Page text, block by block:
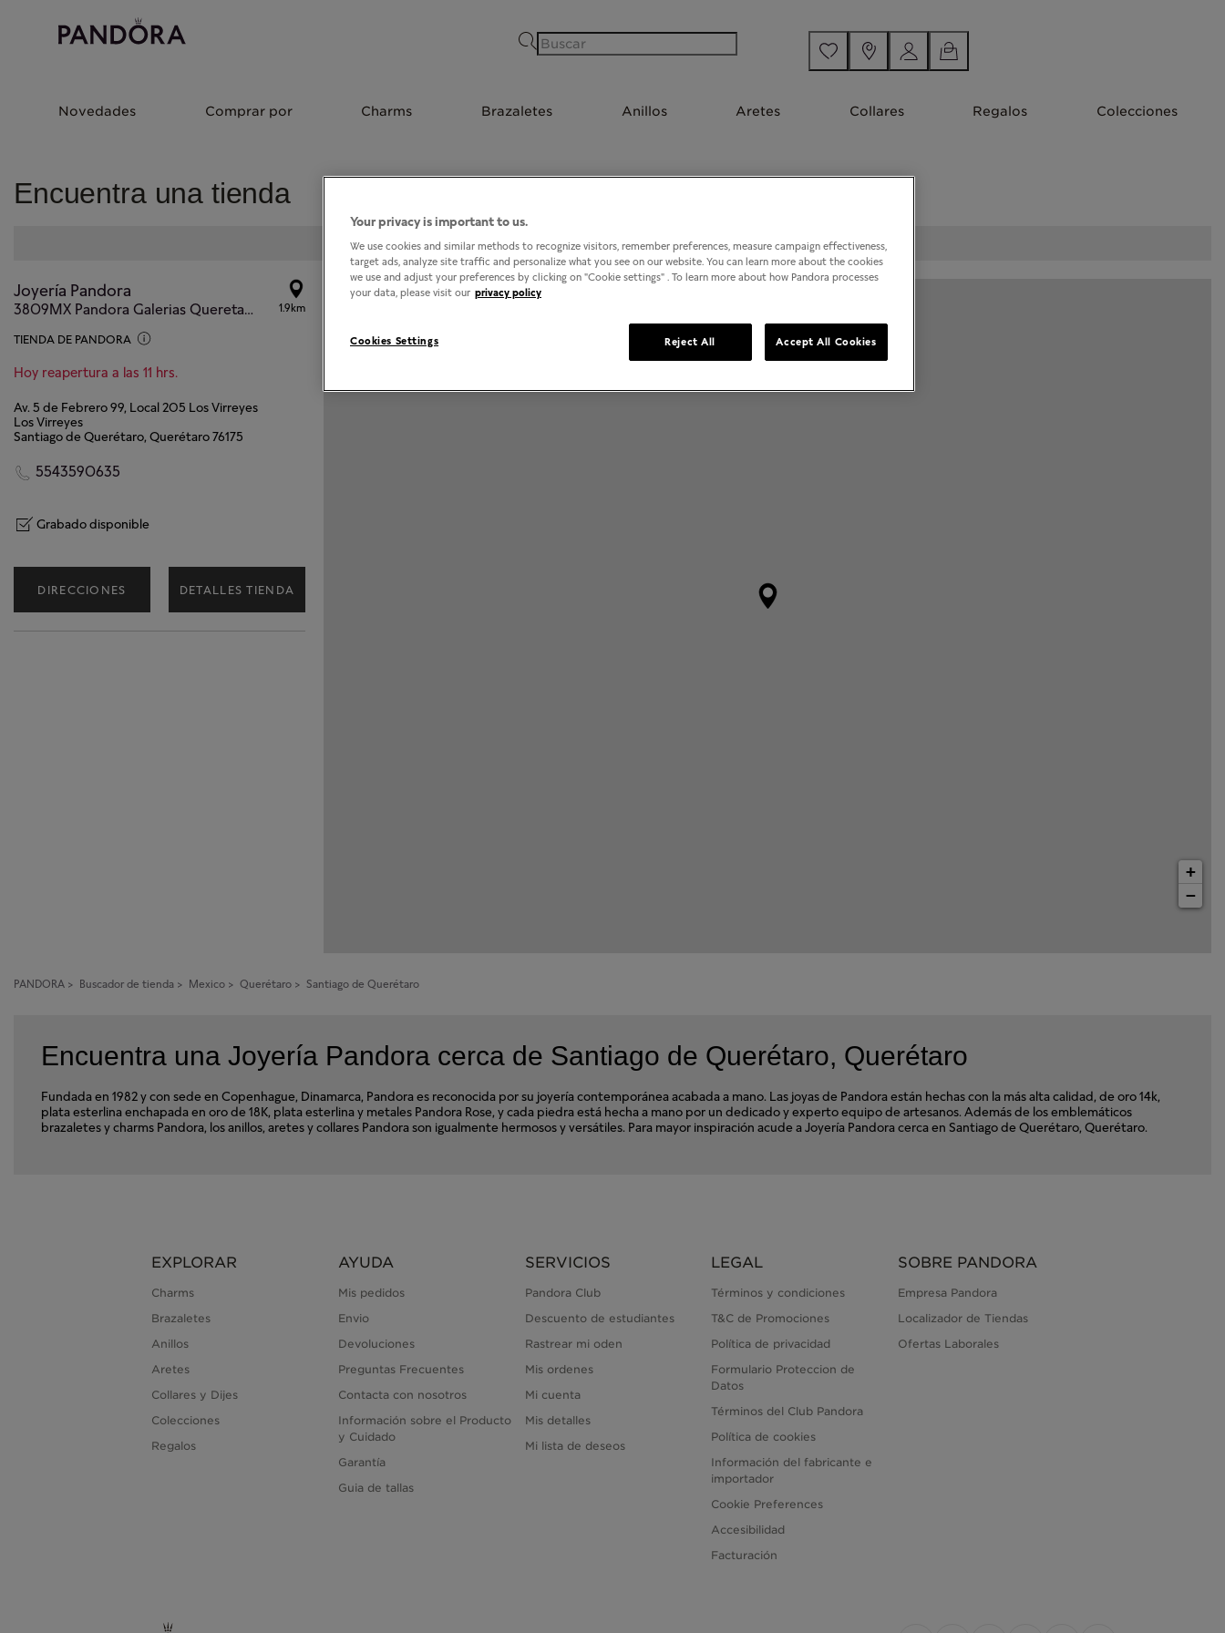
Buscar
Novedades Comprar por Charms Brazaletes Anillos Aretes Collares Regalos Colecciones
Encuentra una tienda
1TIENDAS EN SANTIAGO DE QUERÉTARO, QUERÉTARO
Joyería Pandora
3809MX Pandora Galerias Queretaro - Store #824
TIENDA DE PANDORA
Hoy reapertura a las 11 hrs.
1.9km
Av. 5 de Febrero 99, Local 205 Los Virreyes
Los Virreyes
Santiago de Querétaro, Querétaro 76175
5543590635
Grabado disponible
DIRECCIONES DETALLES TIENDA
+
−
PANDORA > Buscador de tienda > Mexico > Querétaro > Santiago de Querétaro
Encuentra una Joyería Pandora cerca de Santiago de Querétaro, Querétaro
Fundada en 1982 y con sede en Copenhague, Dinamarca, Pandora es reconocida por su joyería contemporánea acabada a mano. Las joyas de Pandora están hechas con la más alta calidad, de oro 14k,
plata esterlina enchapada en oro de 18K, plata esterlina y metales Pandora Rose, y cada piedra está hecha a mano por un dedicado y experto equipo de artesanos. Además de los emblemáticos
brazaletes y charms Pandora, los anillos, aretes y collares Pandora son igualmente hermosos y versátiles. Para mayor inspiración acude a Joyería Pandora cerca en Santiago de Querétaro, Querétaro.
EXPLORAR
Charms
Brazaletes
Anillos
Aretes
Collares y Dijes
Colecciones
Regalos
AYUDA
Mis pedidos
Envio
Devoluciones
Preguntas Frecuentes
Contacta con nosotros
Información sobre el Producto
y Cuidado
Garantía
Guia de tallas
SERVICIOS
Pandora Club
Descuento de estudiantes
Rastrear mi oden
Mis ordenes
Mi cuenta
Mis detalles
Mi lista de deseos
LEGAL
Términos y condiciones
T&C de Promociones
Política de privacidad
Formulario Proteccion de
Datos
Términos del Club Pandora
Política de cookies
Información del fabricante e
importador
Cookie Preferences
Accesibilidad
Facturación
SOBRE PANDORA
Empresa Pandora
Localizador de Tiendas
Ofertas Laborales
Your privacy is important to us.
We use cookies and similar methods to recognize visitors, remember preferences, measure campaign effectiveness,
target ads, analyze site traffic and personalize what you see on our website. You can learn more about the cookies
we use and adjust your preferences by clicking on "Cookie settings" . To learn more about how Pandora processes
your data, please visit our privacy policy
Cookies Settings Reject All Accept All Cookies